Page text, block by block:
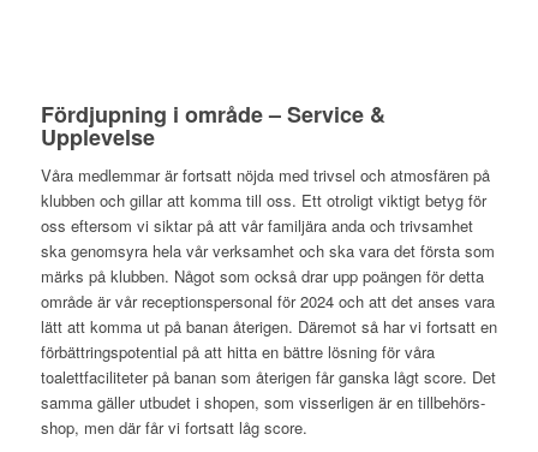
Fördjupning i område – Service &
Upplevelse
Våra medlemmar är fortsatt nöjda med trivsel och atmosfären på
klubben och gillar att komma till oss. Ett otroligt viktigt betyg för
oss eftersom vi siktar på att vår familjära anda och trivsamhet
ska genomsyra hela vår verksamhet och ska vara det första som
märks på klubben. Något som också drar upp poängen för detta
område är vår receptionspersonal för 2024 och att det anses vara
lätt att komma ut på banan återigen. Däremot så har vi fortsatt en
förbättringspotential på att hitta en bättre lösning för våra
toalettfaciliteter på banan som återigen får ganska lågt score. Det
samma gäller utbudet i shopen, som visserligen är en tillbehörs-
shop, men där får vi fortsatt låg score.